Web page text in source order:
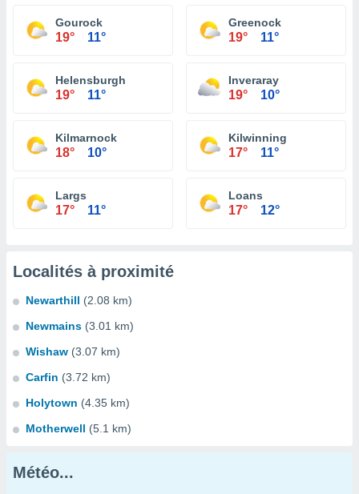
Gourock
19° 11°
Greenock
19° 11°
Helensburgh
19° 11°
Inveraray
19° 10°
Kilmarnock
18° 10°
Kilwinning
17° 11°
Largs
17° 11°
Loans
17° 12°
Localités à proximité
Newarthill (2.08 km)
Newmains (3.01 km)
Wishaw (3.07 km)
Carfin (3.72 km)
Holytown (4.35 km)
Motherwell (5.1 km)
Météo...